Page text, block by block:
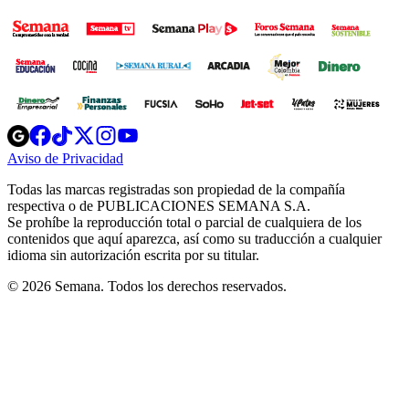
Opens
in
new
Opens
in
new
Opens
in
new
window
Opens
new
windowwindow
Aviso de Privacidad
new
window
Todas las marcas registradas son propiedad de la compañía
respectiva o de PUBLICACIONES SEMANA S.A.
Se prohíbe la reproducción total o parcial de cualquiera de los
contenidos que aquí aparezca, así como su traducción a cualquier
idioma sin autorización escrita por su titular.
© 2026 Semana. Todos los derechos reservados.